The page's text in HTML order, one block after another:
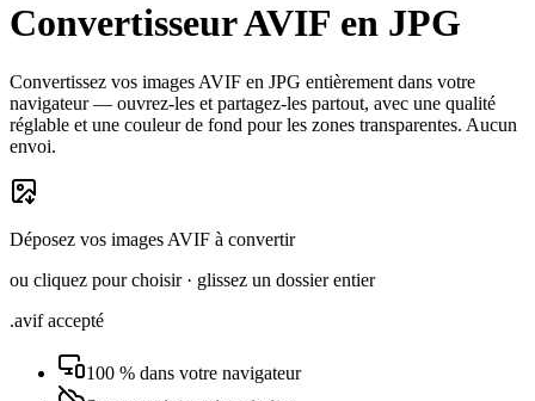
Convertisseur AVIF en JPG
Convertissez vos images AVIF en JPG entièrement dans votre
navigateur — ouvrez-les et partagez-les partout, avec une qualité
réglable et une couleur de fond pour les zones transparentes. Aucun
envoi.
Déposez vos images AVIF à convertir
ou cliquez pour choisir · glissez un dossier entier
.avif accepté
100 % dans votre navigateur